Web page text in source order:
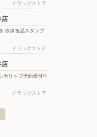
ーしまむら/東伯店
丸尾寺田246
ドラッグストア
店
冷凍食品スタンプ
ドラッグストア
店
カリップ予約受付中
ドラッグストア